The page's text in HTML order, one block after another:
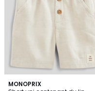
MONOPRIX